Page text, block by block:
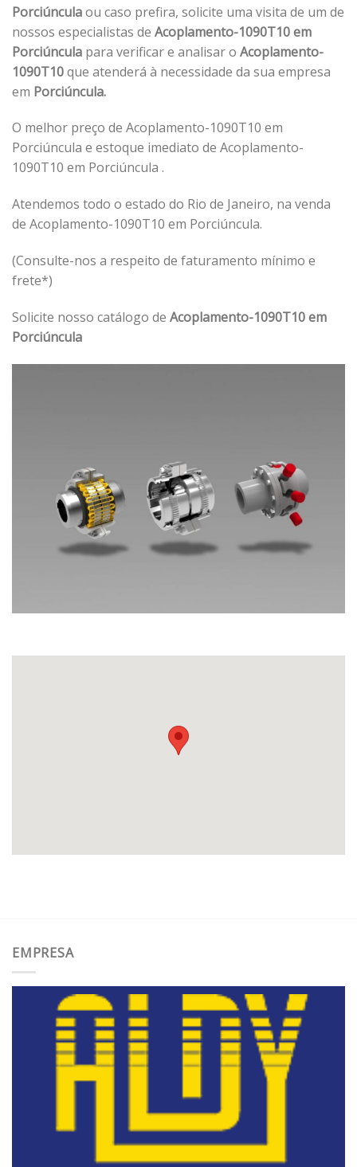
Porciúnculaou caso prefira, solicite uma visita de um de
nossos especialistas de Acoplamento-1090T10 em
Porciúncula para verificar e analisar o Acoplamento-
1090T10que atenderá à necessidade da sua empresa
em Porciúncula.
O melhor preço de Acoplamento-1090T10 em
Porciúncula e estoque imediato de Acoplamento-
1090T10 em Porciúncula .
Atendemos todo o estado do Rio de Janeiro, na venda
de Acoplamento-1090T10 em Porciúncula.
(Consulte-nos a respeito de faturamento mínimo e
frete*)
Solicite nosso catálogo de Acoplamento-1090T10 em
Porciúncula
EMPRESA